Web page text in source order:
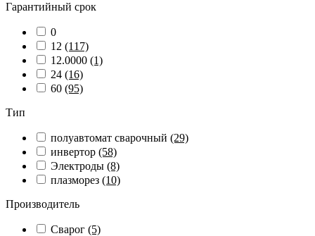
Гарантийный срок
0
12 (117)
12.0000 (1)
24 (16)
60 (95)
Тип
полуавтомат сварочный (29)
инвертор (58)
Электроды (8)
плазморез (10)
Производитель
Сварог (5)